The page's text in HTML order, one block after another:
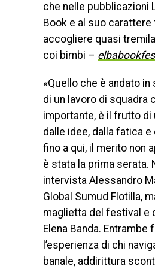
che nelle pubblicazioni
Book e al suo
accogliere quasi
coi bimbi –
«Quello che è andato
di un lavoro di squadra
importante, è il frutto di
dalle idee, dalla fatica
fino a qui, il merito non
è stata la prima serata.
intervista Alessandro
Global Sumud Flotilla,
maglietta del festival e
Elena Banda.
l’esperienza di chi
banale, addirittura